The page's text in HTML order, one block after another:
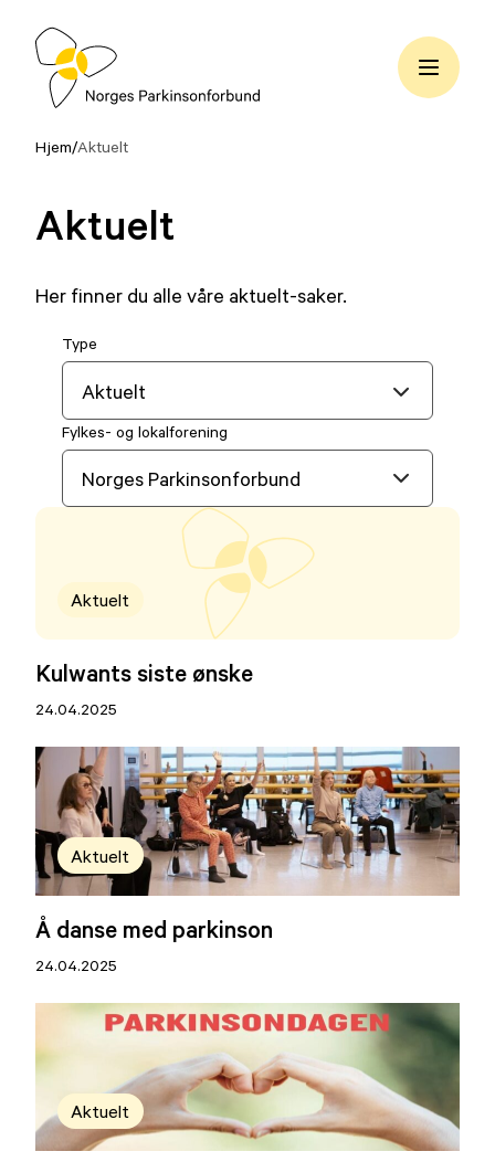
Hopp
innholdNorges
Hjem/Aktuelt
Aktuelt
Her finner du alle våre aktuelt-saker.
Type
Fylkes- og lokalforening
Aktuelt
Kulwants siste ønske
24.04.2025
Aktuelt
Å danse med parkinson
24.04.2025
Aktuelt